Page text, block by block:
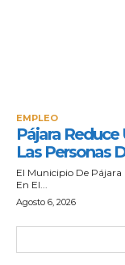
EMPLEO
Pájara Reduce
Las Personas
El Municipio De Pájara
En El...
Agosto 6, 2026